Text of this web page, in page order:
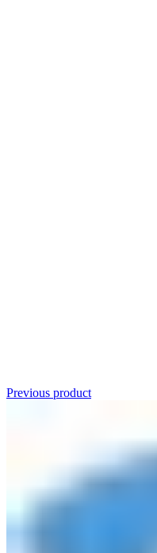
Previous product